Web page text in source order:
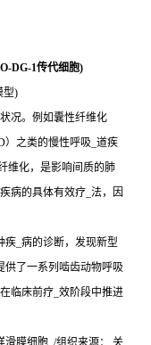
DG-1传代细胞)
型)
况。例如囊性纤维化
）之类的慢性呼吸_道疾
维化，是影响间质的肺
病的具体有效疗_法，因
_病的诊断，发现新型
供了一系列啮齿动物呼吸
临床前疗_效阶段中推进
滑膜细胞 /组织来源： 关